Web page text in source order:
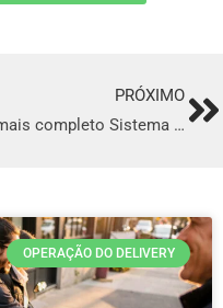
PRÓXIMO
O mais completo Sistema para Delivery em Grajaú
OPERAÇÃO DO DELIVERY